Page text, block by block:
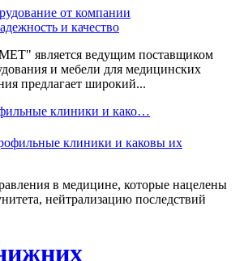
является ведущим поставщиком
и мебели для медицинских
предлагает широкий...
клиники и како…
в медицине, которые нацелены
нейтрализацию последствий